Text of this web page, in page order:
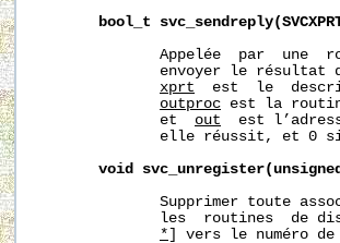
bool_t
Appelée  par  une
envoyer le résultat
xprt
est  le
outproc est la
              et
out
est
elle réussit, et 0
void
svc_unregister(unsigned
Supprimer toute
les  routines  de
* ] vers le numéro